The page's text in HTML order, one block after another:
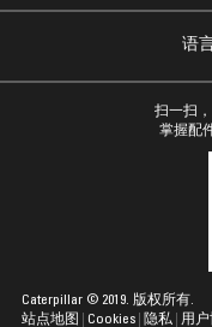
语言
扫一扫
掌握配
站点地图 Cookies 隐私 用户
Caterpillar © 2019. 版权所有.